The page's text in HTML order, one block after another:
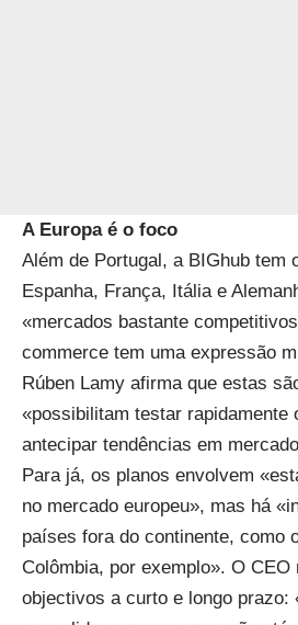
A Europa é o foco
Além de Portugal, a BIGhub tem
Espanha, França, Itália e
«mercados bastante
commerce tem uma expressão
Rúben Lamy afirma que estas
«possibilitam testar rapidamente
antecipar tendências em
Para já, os planos envolvem
no mercado europeu», mas há
países fora do continente, como
Colômbia, por exemplo». O
objectivos a curto e longo prazo: